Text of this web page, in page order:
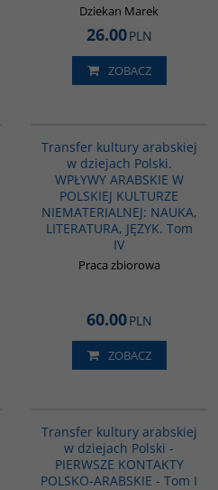
Dziekan Marek
26.00PLN
ZOBACZ
Transfer kultury arabskiej
w dziejach Polski.
WPŁYWY ARABSKIE W
POLSKIEJ KULTURZE
NIEMATERIALNEJ: NAUKA,
LITERATURA, JĘZYK. Tom
IV
Praca zbiorowa
60.00PLN
ZOBACZ
Transfer kultury arabskiej
w dziejach Polski -
PIERWSZE KONTAKTY
POLSKO-ARABSKIE - Tom I